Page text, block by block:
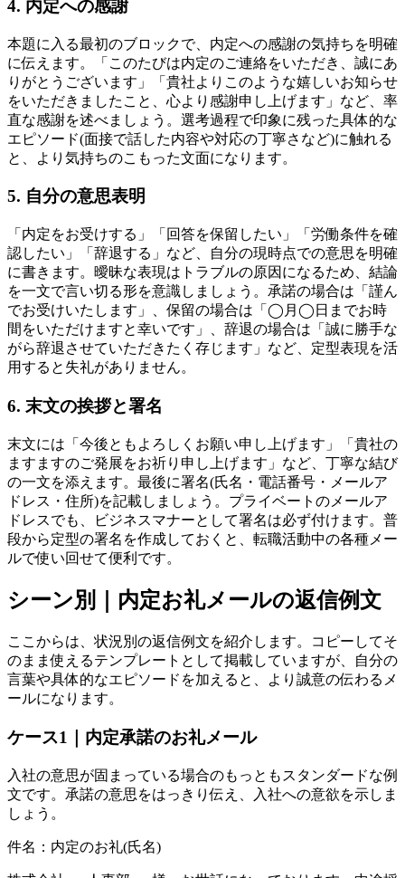
4. 内定への感謝
本題に入る最初のブロックで、内定への感謝の気持ちを明確
に伝えます。「このたびは内定のご連絡をいただき、誠にあ
りがとうございます」「貴社よりこのような嬉しいお知らせ
をいただきましたこと、心より感謝申し上げます」など、率
直な感謝を述べましょう。選考過程で印象に残った具体的な
エピソード(面接で話した内容や対応の丁寧さなど)に触れる
と、より気持ちのこもった文面になります。
5. 自分の意思表明
「内定をお受けする」「回答を保留したい」「労働条件を確
認したい」「辞退する」など、自分の現時点での意思を明確
に書きます。曖昧な表現はトラブルの原因になるため、結論
を一文で言い切る形を意識しましょう。承諾の場合は「謹ん
でお受けいたします」、保留の場合は「◯月◯日までお時
間をいただけますと幸いです」、辞退の場合は「誠に勝手な
がら辞退させていただきたく存じます」など、定型表現を活
用すると失礼がありません。
6. 末文の挨拶と署名
末文には「今後ともよろしくお願い申し上げます」「貴社の
ますますのご発展をお祈り申し上げます」など、丁寧な結び
の一文を添えます。最後に署名(氏名・電話番号・メールア
ドレス・住所)を記載しましょう。プライベートのメールア
ドレスでも、ビジネスマナーとして署名は必ず付けます。普
段から定型の署名を作成しておくと、転職活動中の各種メー
ルで使い回せて便利です。
シーン別｜内定お礼メールの返信例文
ここからは、状況別の返信例文を紹介します。コピーしてそ
のまま使えるテンプレートとして掲載していますが、自分の
言葉や具体的なエピソードを加えると、より誠意の伝わるメ
ールになります。
ケース1｜内定承諾のお礼メール
入社の意思が固まっている場合のもっともスタンダードな例
文です。承諾の意思をはっきり伝え、入社への意欲を示しま
しょう。
件名：内定のお礼(氏名)